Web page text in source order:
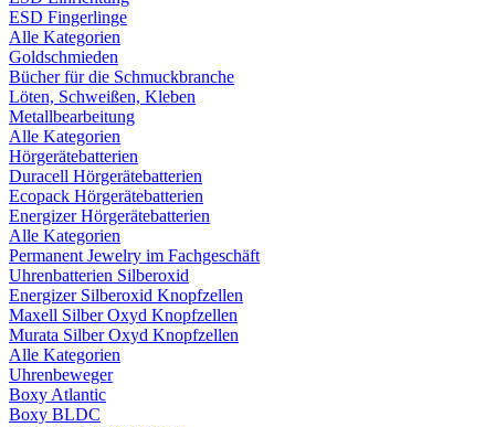
ESD Fingerlinge
Alle Kategorien
Goldschmieden
Bücher für die Schmuckbranche
Löten, Schweißen, Kleben
Metallbearbeitung
Alle Kategorien
Hörgerätebatterien
Duracell Hörgerätebatterien
Ecopack Hörgerätebatterien
Energizer Hörgerätebatterien
Alle Kategorien
Permanent Jewelry im Fachgeschäft
Uhrenbatterien Silberoxid
Energizer Silberoxid Knopfzellen
Maxell Silber Oxyd Knopfzellen
Murata Silber Oxyd Knopfzellen
Alle Kategorien
Uhrenbeweger
Boxy Atlantic
Boxy BLDC